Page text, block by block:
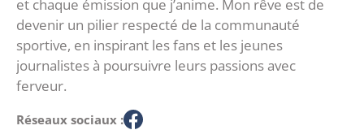
et chaque émission que j’anime. Mon rêve est de
devenir un pilier respecté de la communauté
sportive, en inspirant les fans et les jeunes
journalistes à poursuivre leurs passions avec
ferveur.
Réseaux sociaux :